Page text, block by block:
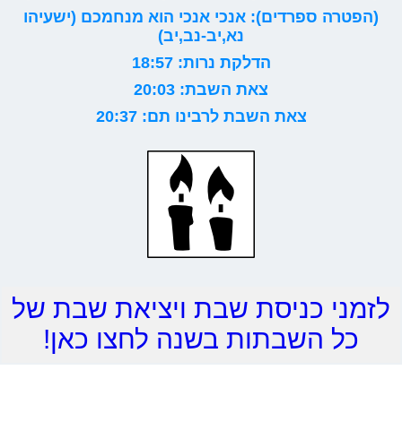
(הפטרה ספרדים): אנכי אנכי הוא מנחמכם (ישעיהו
נא,יב-נב,יב)
הדלקת נרות: 18:57
צאת השבת: 20:03
צאת השבת לרבינו תם: 20:37
לזמני כניסת שבת ויציאת שבת של
כל השבתות בשנה לחצו כאן!